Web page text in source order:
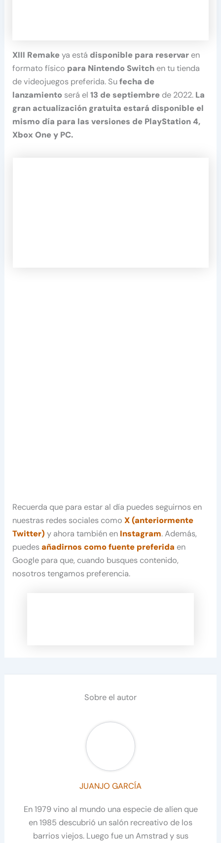
XIII Remakeya está disponible para reservar en
formato físico para Nintendo Switch en tu tienda
de videojuegos preferida. Sufecha de
lanzamiento será el 13 de septiembre de 2022. La
gran actualización gratuita estará disponible el
mismo día para las versiones de PlayStation 4,
Xbox One y PC.
Recuerda que para estar al día puedes seguirnos en
nuestras redes sociales comoX (anteriormente
Twitter) y ahora también en Instagram. Además,
puedesañadirnos como fuente preferida en
Google para que, cuando busques contenido,
nosotros tengamos preferencia.
Sobre el autor
JUANJO GARCÍA
En 1979 vino al mundo una especie de alíen que
en 1985 descubrió un salón recreativo de los
barrios viejos. Luego fue un Amstrad y sus